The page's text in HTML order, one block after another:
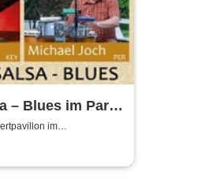
– Blues im Park
Charlie
im
Graal-Müritz